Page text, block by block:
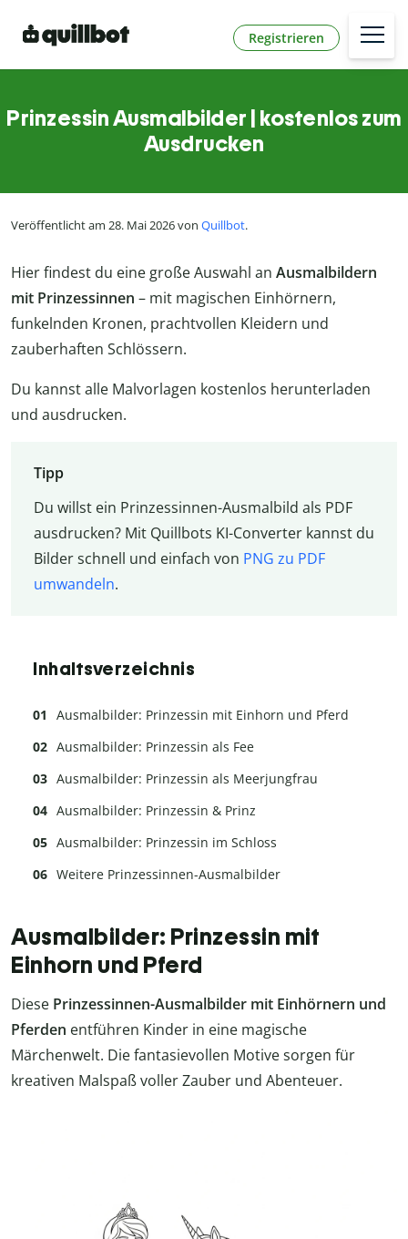
Registrieren
Prinzessin Ausmalbilder | kostenlos zum
Ausdrucken
Veröffentlicht am 28. Mai 2026 von Quillbot.
Hier findest du eine große Auswahl an Ausmalbildern
mit Prinzessinnen – mit magischen Einhörnern,
funkelnden Kronen, prachtvollen Kleidern und
zauberhaften Schlössern.
Du kannst alle Malvorlagen kostenlos herunterladen
und ausdrucken.
Tipp
Du willst ein Prinzessinnen-Ausmalbild als PDF
ausdrucken? Mit Quillbots KI-Converter kannst du
Bilder schnell und einfach von PNG zu PDF
umwandeln.
Inhaltsverzeichnis
Ausmalbilder: Prinzessin mit Einhorn und Pferd
Ausmalbilder: Prinzessin als Fee
Ausmalbilder: Prinzessin als Meerjungfrau
Ausmalbilder: Prinzessin & Prinz
Ausmalbilder: Prinzessin im Schloss
Weitere Prinzessinnen-Ausmalbilder
Ausmalbilder: Prinzessin mit
Einhorn und Pferd
Diese Prinzessinnen-Ausmalbilder mit Einhörnern und
Pferden entführen Kinder in eine magische
Märchenwelt. Die fantasievollen Motive sorgen für
kreativen Malspaß voller Zauber und Abenteuer.